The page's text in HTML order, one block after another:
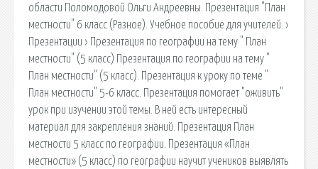
области Поломодовой Ольги Андреевны. Презентация "План
местности" 6 класс (Разное). Учебное пособие для учителей. ›
Презентации › Презентация по географии на тему " План
местности" (5 класс) Презентация по географии на тему "
План местности" (5 класс). Презентация к уроку по теме "
План местности" 5-6 класс. Презентация помогает "оживить"
урок при изучении этой темы. В ней есть интересный
материал для закрепления знаний. Презентация План
местности 5 класс по географии. Презентация «План
местности» (5 класс) по географии научит учеников выявлять